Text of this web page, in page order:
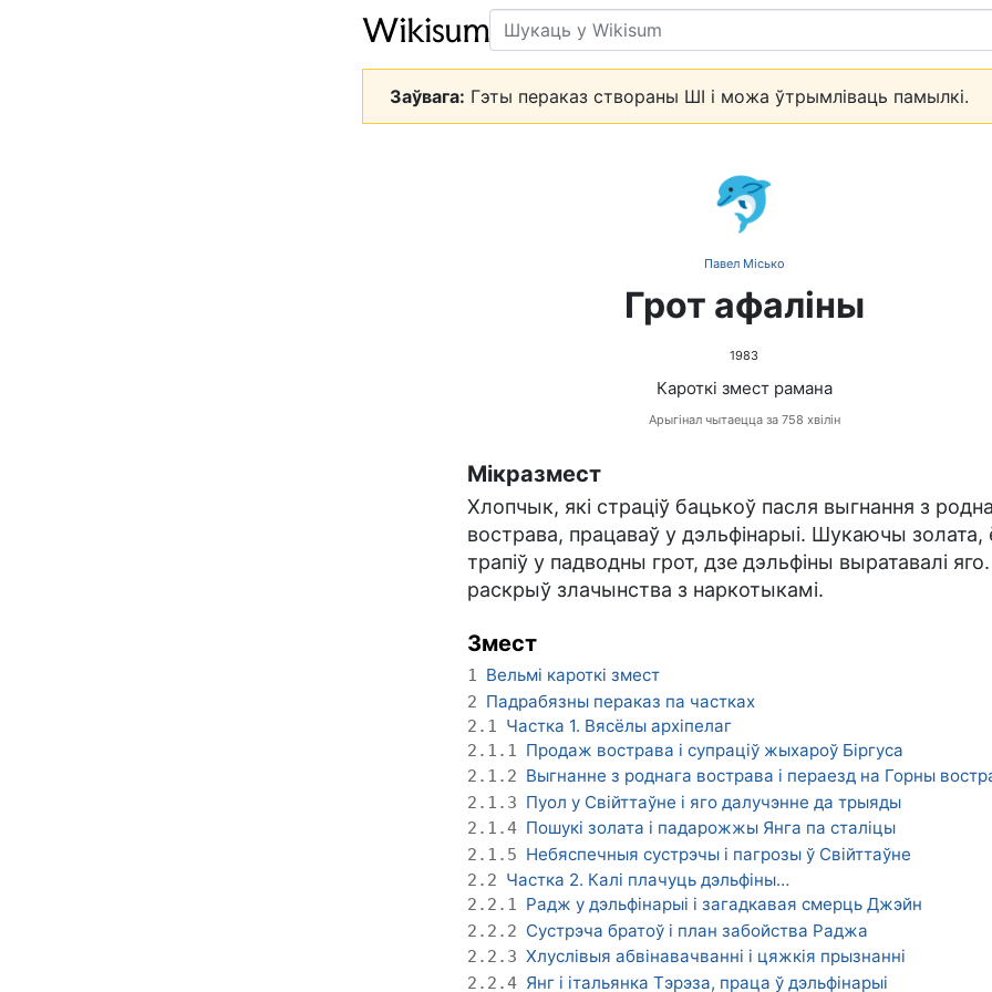
Пошук
Заўвага: Гэты пераказ створаны ШІ і можа ўтрымліваць памылкі.
🐬
Павел Місько
Грот афаліны
1983
Кароткі змест рамана
Арыгінал чытаецца за 758 хвілін
Мікразмест
Хлопчык, які страціў бацькоў пасля выгнання з
вострава, працаваў у дэльфінарыі. Шукаючы золата,
трапіў у падводны грот, дзе дэльфіны выратавалі
раскрыў злачынства з наркотыкамі.
Змест
1 Вельмі кароткі змест
2 Падрабязны пераказ па частках
2.1 Частка 1. Вясёлы архіпелаг
2.1.1 Продаж вострава і супраціў жыхароў Біргуса
2.1.2 Выгнанне з роднага вострава і пераезд на Горны
2.1.3 Пуол у Свійттаўне і яго далучэнне да трыяды
2.1.4 Пошукі золата і падарожжы Янга па сталіцы
2.1.5 Небяспечныя сустрэчы і пагрозы ў Свійттаўне
2.2 Частка 2. Калі плачуць дэльфіны…
2.2.1 Радж у дэльфінарыі і загадкавая смерць Джэйн
2.2.2 Сустрэча братоў і план забойства Раджа
2.2.3 Хлуслівыя абвінавачванні і цяжкія прызнанні
2.2.4 Янг і італьянка Тэрэза, праца ў дэльфінарыі